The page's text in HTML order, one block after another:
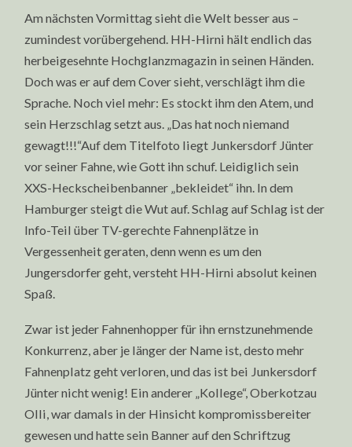
Am nächsten Vormittag sieht die Welt besser aus –
zumindest vorübergehend. HH-Hirni hält endlich das
herbeigesehnte Hochglanzmagazin in seinen Händen.
Doch was er auf dem Cover sieht, verschlägt ihm die
Sprache. Noch viel mehr: Es stockt ihm den Atem, und
sein Herzschlag setzt aus. „Das hat noch niemand
gewagt!!!“Auf dem Titelfoto liegt Junkersdorf Jünter
vor seiner Fahne, wie Gott ihn schuf. Leidiglich sein
XXS-Heckscheibenbanner „bekleidet“ ihn. In dem
Hamburger steigt die Wut auf. Schlag auf Schlag ist der
Info-Teil über TV-gerechte Fahnenplätze in
Vergessenheit geraten, denn wenn es um den
Jungersdorfer geht, versteht HH-Hirni absolut keinen
Spaß.
Zwar ist jeder Fahnenhopper für ihn ernstzunehmende
Konkurrenz, aber je länger der Name ist, desto mehr
Fahnenplatz geht verloren, und das ist bei Junkersdorf
Jünter nicht wenig! Ein anderer „Kollege“, Oberkotzau
Olli, war damals in der Hinsicht kompromissbereiter
gewesen und hatte sein Banner auf den Schriftzug